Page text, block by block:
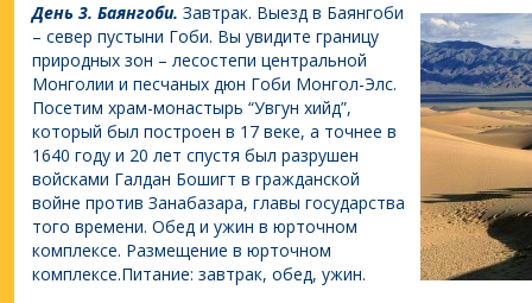
День 3. Баянгоби. Завтрак. Выезд в Баянгоби
– север пустыни Гоби. Вы увидите границу
природных зон – лесостепи центральной
Монголии и песчаных дюн Гоби Монгол-Элс.
Посетим храм-монастырь “Увгун хийд”,
который был построен в 17 веке, а точнее в
1640 году и 20 лет спустя был разрушен
войсками Галдан Бошигт в гражданской
войне против Занабазара, главы государства
того времени. Обед и ужин в юрточном
комплексе. Размещение в юрточном
комплексе.Питание: завтрак, обед, ужин.